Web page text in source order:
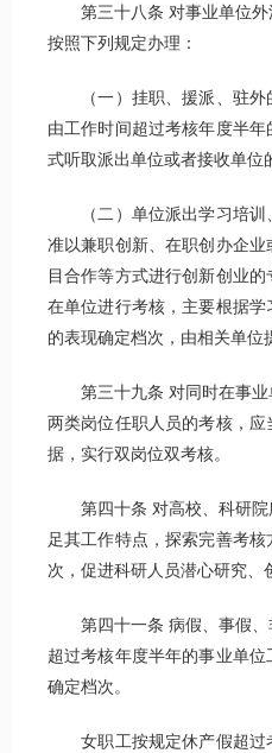
第三十八条 对事业单位外
按照下列规定办理：
（一）挂职、援派、驻外
由工作时间超过考核年度半
式听取派出单位或者接收单位
（二）单位派出学习培训
准以兼职创新、在职创办企
目合作等方式进行创新创业
在单位进行考核，主要根据
的表现确定档次，由相关单位
第三十九条 对同时在事业
两类岗位任职人员的考核，
据，实行双岗位双考核。
第四十条 对高校、科研院
足其工作特点，探索完善考
次，促进科研人员潜心研究、
第四十一条 病假、事假、
超过考核年度半年的事业单
确定档次。
女职工按规定休产假超过